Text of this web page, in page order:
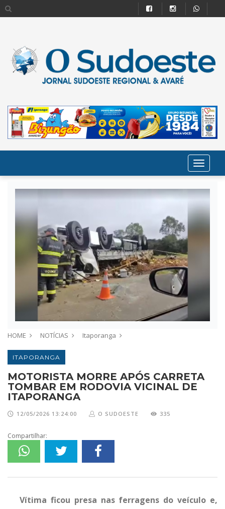
HOME NOTÍCIAS Itaporanga
ITAPORANGA
MOTORISTA MORRE APÓS CARRETA
TOMBAR EM RODOVIA VICINAL DE
ITAPORANGA
12/05/2026 13:24:00 O SUDOESTE 335
Compartilhar:
Vítima ficou presa nas ferragens do veículo e,